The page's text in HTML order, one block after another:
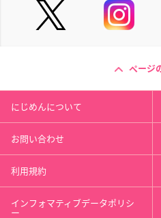
ページ
にじめんについて
お問い合わせ
利用規約
インフォマティブデータポリシ
ー